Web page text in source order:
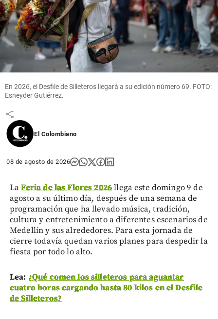
Columnistas
Uribe
tiene
razón
share
En 2026, el Desfile de Silleteros llegará a su edición número 69. FOTO:
Esneyder Gutiérrez.
El Colombiano
08 de agosto de 2026
LaFeria de las Flores 2026llega este domingo 9 de
agosto a su último día, después de una semana de
programación que ha llevado música, tradición,
cultura y entretenimiento a diferentes escenarios de
Medellín y sus alrededores. Para esta jornada de
cierre todavía quedan varios planes para despedir la
fiesta por todo lo alto.
Lea: ¿Qué comen los silleteros para aguantar
cuatro horas cargando hasta 80 kilos en el Desfile
de Silleteros?